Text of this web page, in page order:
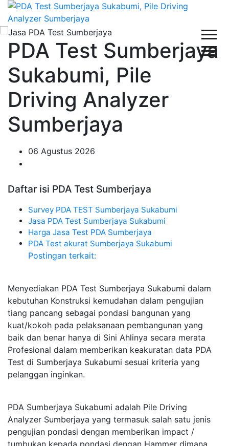
PDA Test Sumberjaya
Sukabumi, Pile
Driving Analyzer
Sumberjaya
06 Agustus 2026
Daftar isi PDA Test Sumberjaya
Survey PDA TEST Sumberjaya Sukabumi
Jasa PDA Test Sumberjaya Sukabumi
Harga Jasa Test PDA Sumberjaya
PDA Test akurat Sumberjaya Sukabumi
Postingan terkait:
Menyediakan PDA Test Sumberjaya Sukabumi dalam
kebutuhan Konstruksi kemudahan dalam pengujian
tiang pancang sebagai pondasi bangunan yang
kuat/kokoh pada pelaksanaan pembangunan yang
baik dan benar hanya di Sini Ahlinya secara merata
Profesional dalam memberikan keakuratan data PDA
Test di Sumberjaya Sukabumi sesuai kriteria yang
pelanggan inginkan.
PDA Sumberjaya Sukabumi adalah Pile Driving
Analyzer Sumberjaya yang termasuk salah satu jenis
pengujian pondasi dengan memberikan impact /
tumbukan kepada pondasi dengan Hammer dimana